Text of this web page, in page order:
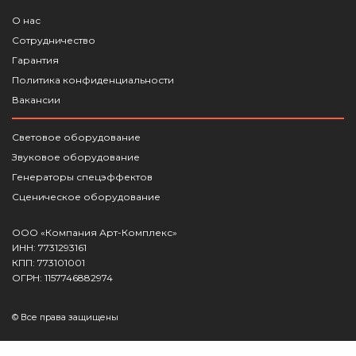
О нас
Сотрудничество
Гарантия
Политика конфиденциальности
Вакансии
Световое оборудование
Звуковое оборудование
Генераторы спецэффектов
Сценическое оборудование
ООО «Компания Арт-Комплекс»
ИНН: 7731293161
КПП: 773101001
ОГРН: 1157746882974
© Все права защищены